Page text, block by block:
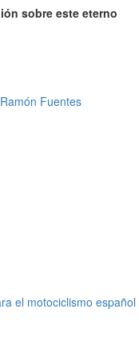
sobre este eterno
Fuentes
el motociclismo español